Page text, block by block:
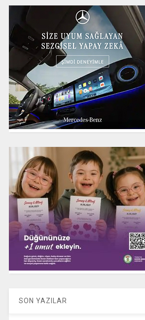
SON YAZILAR